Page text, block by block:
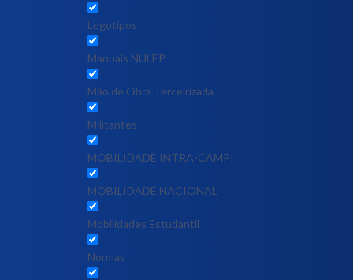
Logotipos
Manuais NULEP
Mão de Obra Terceirizada
Militantes
MOBILIDADE INTRA-CAMPI
MOBILIDADE NACIONAL
Mobilidades Estudantil
Normas